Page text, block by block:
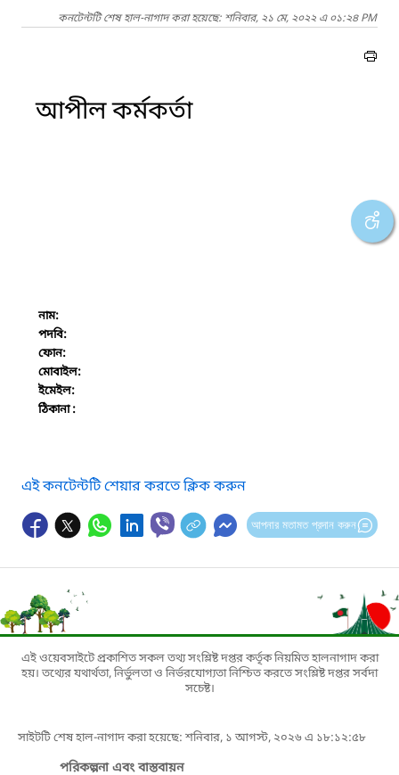
কনটেন্টটি শেষ হাল-নাগাদ করা হয়েছে: শনিবার, ২১ মে, ২০২২ এ ০১:২৪ PM
আপীল কর্মকর্তা
নাম:
পদবি:
ফোন:
মোবাইল:
ইমেইল:
ঠিকানা :
এই কনটেন্টটি শেয়ার করতে ক্লিক করুন
আপনার মতামত প্রদান করুন
এই ওয়েবসাইটে প্রকাশিত সকল তথ্য সংশ্লিষ্ট দপ্তর কর্তৃক নিয়মিত হালনাগাদ করা
হয়। তথ্যের যথার্থতা, নির্ভুলতা ও নির্ভরযোগ্যতা নিশ্চিত করতে সংশ্লিষ্ট দপ্তর সর্বদা
সচেষ্ট।
সাইটটি শেষ হাল-নাগাদ করা হয়েছে: শনিবার, ১ আগস্ট, ২০২৬ এ ১৮:১২:৫৮
পরিকল্পনা এবং বাস্তবায়ন